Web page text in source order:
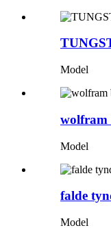
Model
wolfram
Model
falde
Model